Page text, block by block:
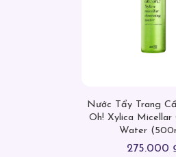
Nước Tẩy Trang
Oh! Xylica Micellar
Water
275.000